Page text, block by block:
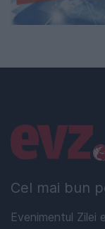
Cel mai bun
Evenimentul Zilei
Linkuri utile